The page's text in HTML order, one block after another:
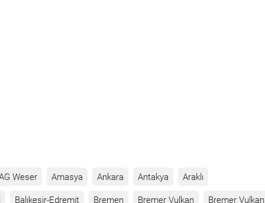
Weser Amasya Ankara Antakya Araklı
Balıkesir-Edremit Bremen Bremer Vulkan Bremer Vulkan